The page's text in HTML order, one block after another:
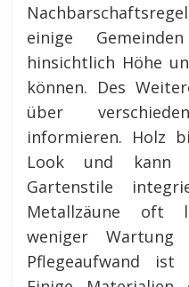
einige
hinsichtlich Höhe
können. Des
über
informieren. Holz
Look und kann
Gartenstile
Metallzäune oft
weniger
Pflegeaufwand